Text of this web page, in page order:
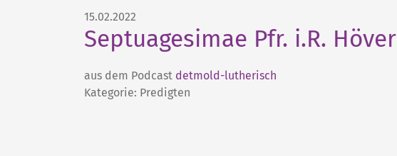
15.02.2022
Septuagesimae Pfr. i.R. Höver
aus dem Podcast detmold-lutherisch
Kategorie: Predigten